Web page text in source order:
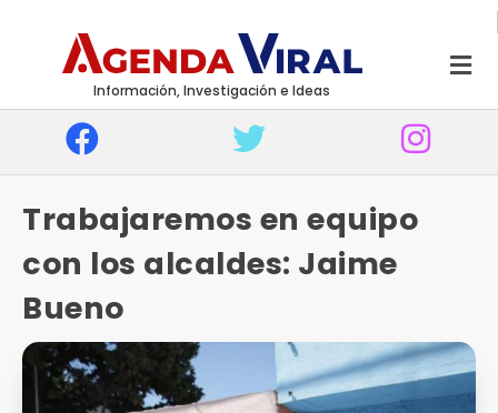
Información, Investigación e Ideas
Trabajaremos en equipo
con los alcaldes: Jaime
Bueno